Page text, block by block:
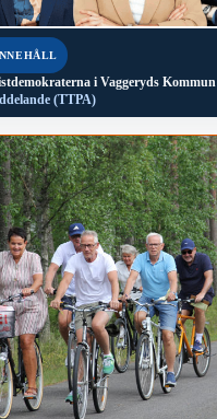
i Vaggeryds Kommun
(TTPA)